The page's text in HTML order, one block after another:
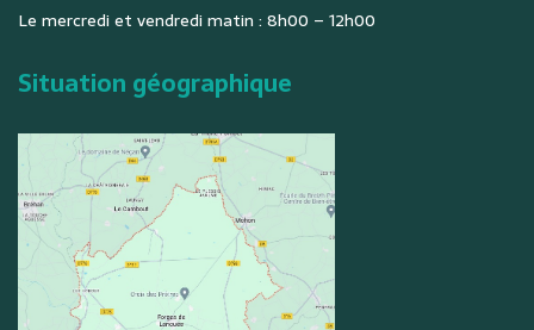
Le mercredi et vendredi matin : 8h00 – 12h00
Situation géographique